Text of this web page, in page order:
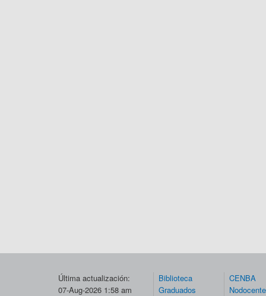
Última actualización:
07-Aug-2026 1:58 am
Biblioteca
Graduados
CENBA